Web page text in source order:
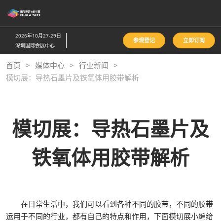
接
跳
至
内
容
2026年10月27-29日
深圳国际会展中心
参观登记 立即订阅
首页 媒体中心
行业新闻
模切展：导热石墨片及铁氧体用胶带解析
模切展：导热石墨片及
铁氧体用胶带解析
在日常生活中，我们可以看到各种不同的胶带，不同的胶带
运用于不同的行业，都有自己的特点和作用，下面模切展小编给